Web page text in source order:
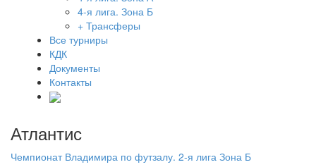
4-я лига. Зона Б
+ Трансферы
Все турниры
КДК
Документы
Контакты
Атлантис
Чемпионат Владимира по футзалу. 2-я лига Зона Б